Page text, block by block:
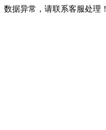
数据异常，请联系客服处理！